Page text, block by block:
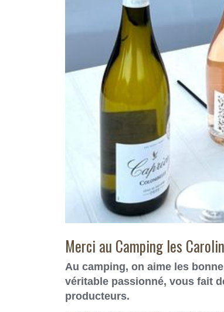
Merci au Camping les
Au camping, on aime les
véritable passionné, vous fait
producteurs.